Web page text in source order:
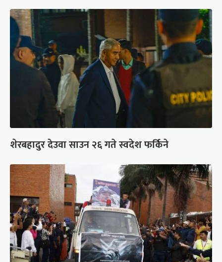
शेरबहादुर देउवा साउन २६ गते स्वदेश फर्किने